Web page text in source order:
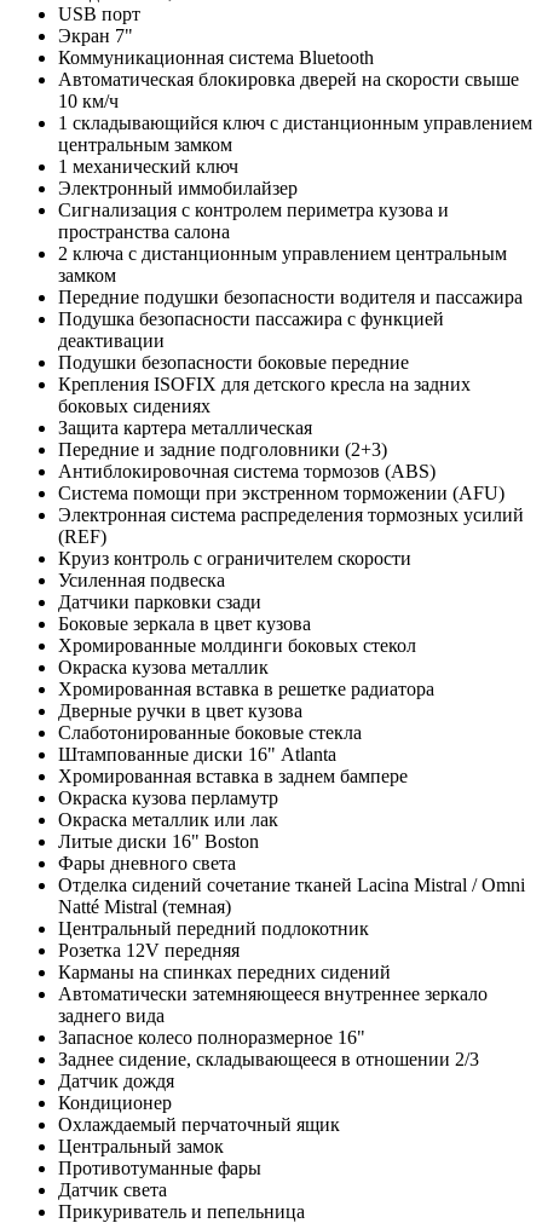
USB порт
Экран 7"
Коммуникационная система Bluetooth
Автоматическая блокировка дверей на скорости свыше
10 км/ч
1 складывающийся ключ с дистанционным управлением
центральным замком
1 механический ключ
Электронный иммобилайзер
Сигнализация c контролем периметра кузова и
пространства салона
2 ключа с дистанционным управлением центральным
замком
Передние подушки безопасности водителя и пассажира
Подушка безопасности пассажира с функцией
деактивации
Подушки безопасности боковые передние
Крепления ISOFIX для детского кресла на задних
боковых сидениях
Защита картера металлическая
Передние и задние подголовники (2+3)
Антиблокировочная система тормозов (ABS)
Система помощи при экстренном торможении (AFU)
Электронная система распределения тормозных усилий
(REF)
Круиз контроль с ограничителем скорости
Усиленная подвеска
Датчики парковки сзади
Боковые зеркала в цвет кузова
Хромированные молдинги боковых стекол
Окраска кузова металлик
Хромированная вставка в решетке радиатора
Дверные ручки в цвет кузова
Слаботонированные боковые стекла
Штампованные диски 16" Atlanta
Хромированная вставка в заднем бампере
Окраска кузова перламутр
Окраска металлик или лак
Литые диски 16" Boston
Фары дневного света
Отделка сидений сочетание тканей Lacina Mistral / Omni
Natté Mistral (темная)
Центральный передний подлокотник
Розетка 12V передняя
Карманы на спинках передних сидений
Автоматически затемняющееся внутреннее зеркало
заднего вида
Запасное колесо полноразмерное 16"
Заднее сидение, складывающееся в отношении 2/3
Датчик дождя
Кондиционер
Охлаждаемый перчаточный ящик
Центральный замок
Противотуманные фары
Датчик света
Прикуриватель и пепельница